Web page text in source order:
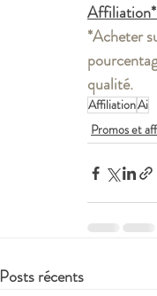
*Acheter
qualité.
AffiliationAi
Promos et
Posts récents